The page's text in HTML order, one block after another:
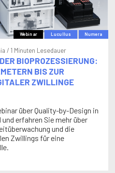
Webinar Lucullus Numera
/ 1 Minuten Lesedauer
BIOPROZESSIERUNG:
BIS ZUR
ZWILLINGE
über Quality-by-Design in
erfahren Sie mehr über
und die
Zwillings für eine